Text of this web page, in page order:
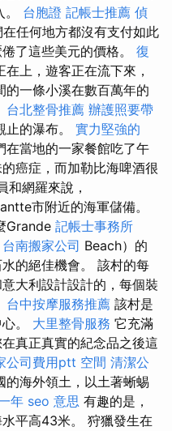
台胞證 記帳士推薦 偵
任何地方都沒有支付如此
了這些美元的價格。 復
在上，遊客正在流下來，
一條小溪在數百萬年的
台北整骨推薦 辦護照要帶
的瀑布。 實力堅強的
在當地的一家餐館吃了午
癌症，而加勒比海啤酒很
和網羅來說，
市附近的海軍儲備。
Grande 記帳士事務所
台南搬家公司 Beach）的
的絕佳機會。 該村的每
大利設計設計的，每個裝
台中按摩服務推薦 該村是
。 大里整骨服務 它充滿
真正真實的紀念品之後這
公司費用ptt 空間 清潔公
的海外領土，以土著蜥蜴
年 seo 意思 有趣的是，
平高43米。 狩獵發生在